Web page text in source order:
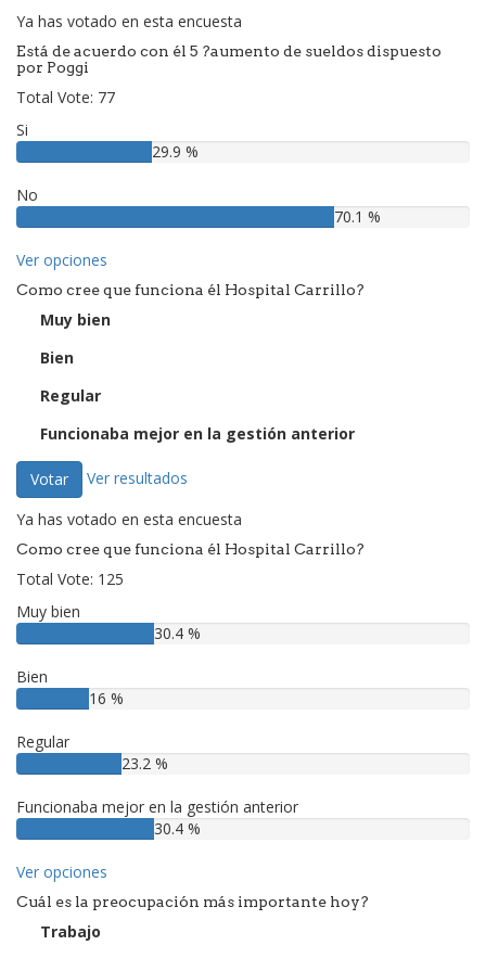
Ya has votado en esta encuesta
Está de acuerdo con él 5 ?aumento de sueldos dispuesto
por Poggi
Total Vote: 77
Si
29.9 %
No
70.1 %
Ver opciones
Como cree que funciona él Hospital Carrillo?
Muy bien
Bien
Regular
Funcionaba mejor en la gestión anterior
Votar Ver resultados
Ya has votado en esta encuesta
Como cree que funciona él Hospital Carrillo?
Total Vote: 125
Muy bien
30.4 %
Bien
16 %
Regular
23.2 %
Funcionaba mejor en la gestión anterior
30.4 %
Ver opciones
Cuál es la preocupación más importante hoy?
Trabajo